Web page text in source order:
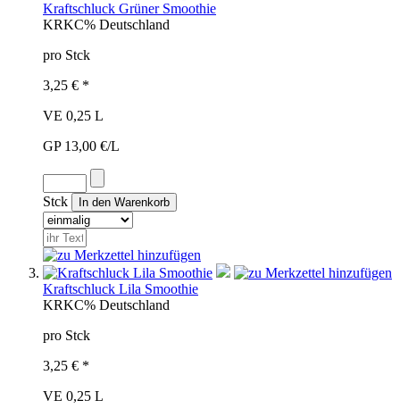
Kraftschluck Grüner Smoothie
KRKC% Deutschland
pro Stck
3,25 € *
VE 0,25 L
GP 13,00 €/L
Stck
Kraftschluck Lila Smoothie
KRKC% Deutschland
pro Stck
3,25 € *
VE 0,25 L